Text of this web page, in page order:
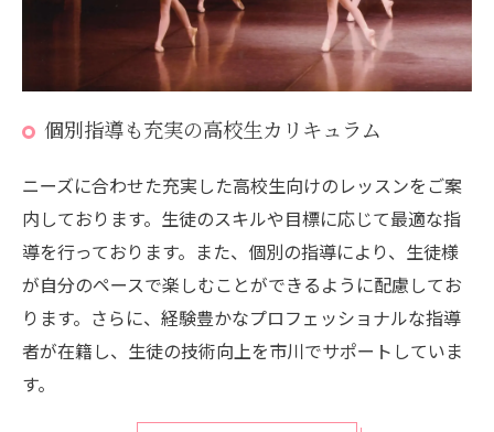
個別指導も充実の高校生カリキュラム
ニーズに合わせた充実した高校生向けのレッスンをご案
内しております。生徒のスキルや目標に応じて最適な指
導を行っております。また、個別の指導により、生徒様
が自分のペースで楽しむことができるように配慮してお
ります。さらに、経験豊かなプロフェッショナルな指導
者が在籍し、生徒の技術向上を市川でサポートしていま
す。